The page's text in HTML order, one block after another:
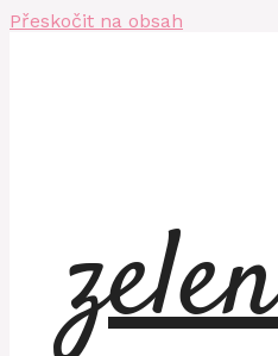
Přeskočit na obsah